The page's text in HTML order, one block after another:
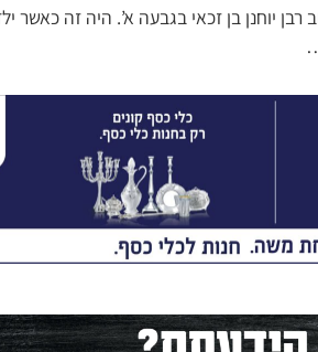
יוחנן בן זכאי בגבעה א’. היה זה כאשר